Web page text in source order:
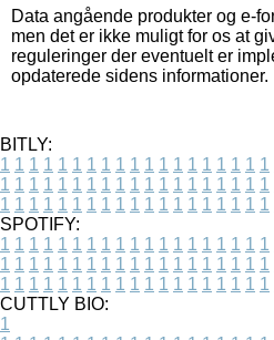
Data angående produkter og e-
men det er ikke muligt for os at
reguleringer der eventuelt er
opdaterede sidens informationer.
BITLY:
1 1 1 1 1 1 1 1 1 1 1 1 1 1 1 1 1 1 1
1 1 1 1 1 1 1 1 1 1 1 1 1 1 1 1 1 1 1
1 1 1 1 1 1 1 1 1 1 1 1 1 1 1 1 1 1 1
SPOTIFY:
1 1 1 1 1 1 1 1 1 1 1 1 1 1 1 1 1 1 1
1 1 1 1 1 1 1 1 1 1 1 1 1 1 1 1 1 1 1
1 1 1 1 1 1 1 1 1 1 1 1 1 1 1 1 1 1 1
CUTTLY BIO:
1